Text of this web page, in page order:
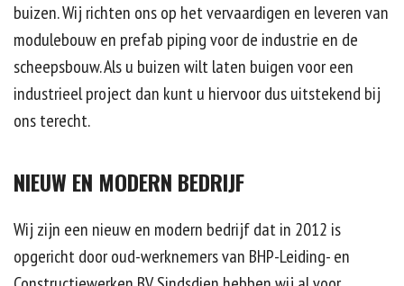
Offerte
buizen. Wij richten ons op het vervaardigen en leveren van
modulebouw en prefab piping voor de industrie en de
scheepsbouw. Als u buizen wilt laten buigen voor een
industrieel project dan kunt u hiervoor dus uitstekend bij
ons terecht.
NIEUW EN MODERN BEDRIJF
Wij zijn een nieuw en modern bedrijf dat in 2012 is
opgericht door oud-werknemers van BHP-Leiding- en